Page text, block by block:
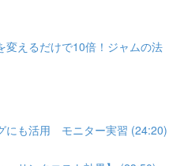
変えるだけで10倍！ジャムの法
にも活用 モニター実習 (24:20)